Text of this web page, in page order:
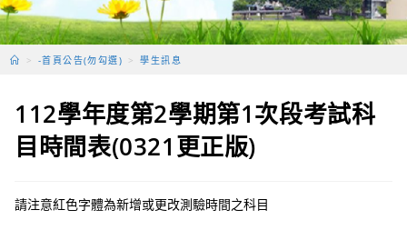
> -首頁公告(勿勾選) > 學生訊息
112學年度第2學期第1次段考試科
目時間表(0321更正版)
請注意紅色字體為新增或更改測驗時間之科目